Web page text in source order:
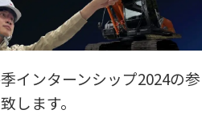
インターンシップ2024の参
します。